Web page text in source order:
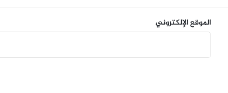
الموقع الإلكتروني